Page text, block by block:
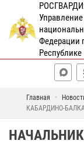
Федерации
Республике
Главная
КАБАРДИНО-